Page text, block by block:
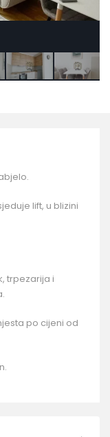
lift, u blizini
trpezarija i
po cijeni od